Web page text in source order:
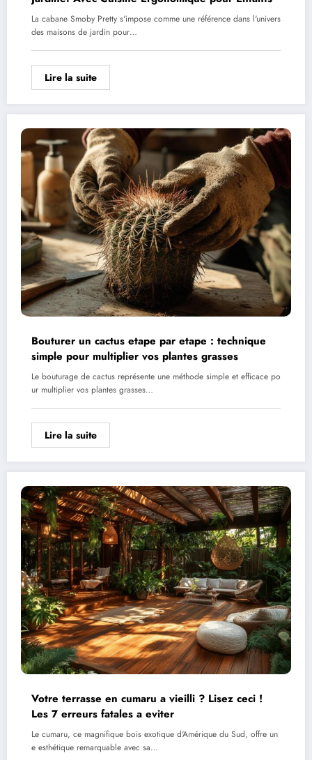
La cabane Smoby Pretty s'impose comme une référence dans l'univers
des maisons de jardin pour…
Lire la suite
Bouturer un cactus etape par etape : technique
simple pour multiplier vos plantes grasses
Le bouturage de cactus représente une méthode simple et efficace po
ur multiplier vos plantes grasses…
Lire la suite
Votre terrasse en cumaru a vieilli ? Lisez ceci !
Les 7 erreurs fatales a eviter
Le cumaru, ce magnifique bois exotique d'Amérique du Sud, offre un
e esthétique remarquable avec sa…